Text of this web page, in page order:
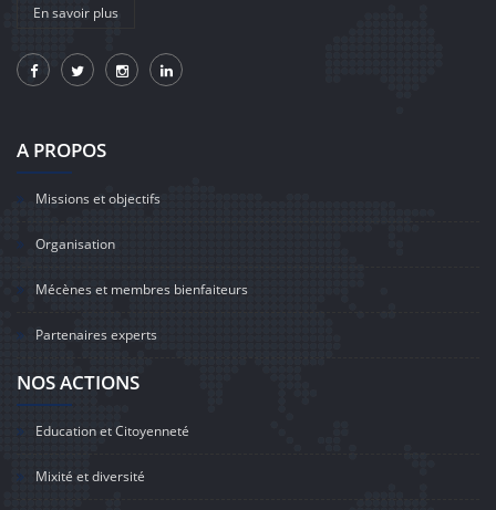
En savoir plus
A PROPOS
Missions et objectifs
Organisation
Mécènes et membres bienfaiteurs
Partenaires experts
NOS ACTIONS
Education et Citoyenneté
Mixité et diversité